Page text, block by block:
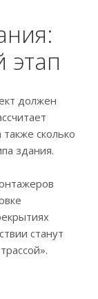
этап
должен
сколько
здания.
станут